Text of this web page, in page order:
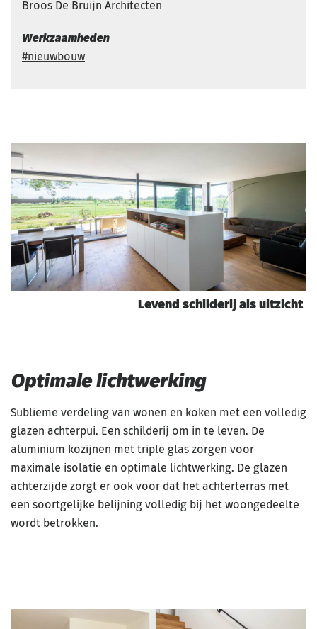
Broos De Bruijn Architecten
Werkzaamheden
nieuwbouw
Levend schilderij als uitzicht
Optimale lichtwerking
Sublieme verdeling van wonen en koken met een volledig
glazen achterpui. Een schilderij om in te leven. De
aluminium kozijnen met triple glas zorgen voor
maximale isolatie en optimale lichtwerking. De glazen
achterzijde zorgt er ook voor dat het achterterras met
een soortgelijke belijning volledig bij het woongedeelte
wordt betrokken.